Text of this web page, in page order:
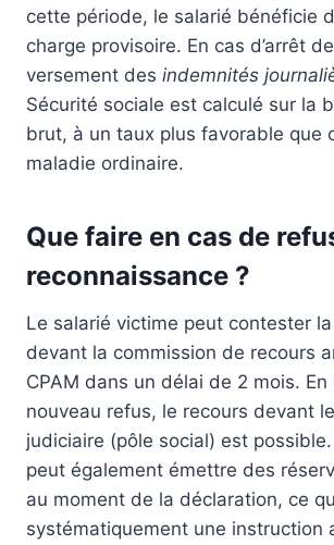
cette période, le salarié bénéficie
charge provisoire. En cas d’arrêt
versement des indemnités
Sécurité sociale est calculé sur la
brut, à un taux plus favorable que
maladie ordinaire.
Que faire en cas de
reconnaissance ?
Le salarié victime peut contester
devant la commission de recours
CPAM dans un délai de 2 mois. En
nouveau refus, le recours devant
judiciaire (pôle social) est possible.
peut également émettre des
au moment de la déclaration, ce
systématiquement une instruction